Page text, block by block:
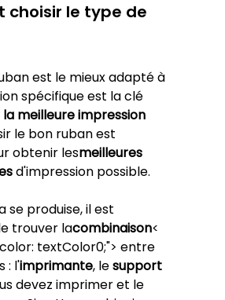
choisir le type de
est le mieux adapté à
spécifique est la clé
meilleure impression
le bon ruban est
obtenir lesmeilleures
d'impression possible.
se produise, il est
trouver lacombinaison<
textColor0;"> entre
: l'imprimante, le support
devez imprimer et le